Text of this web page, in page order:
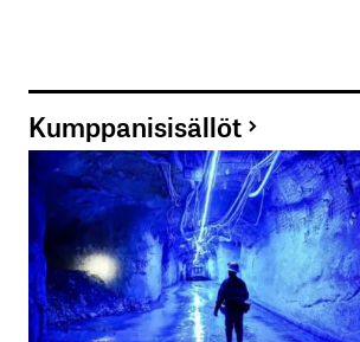
Sähköpostiosoitteesi*
Tilaa SalkunRakentajan uutiskirje
Lähetä kommentti
Kumppanisisällöt